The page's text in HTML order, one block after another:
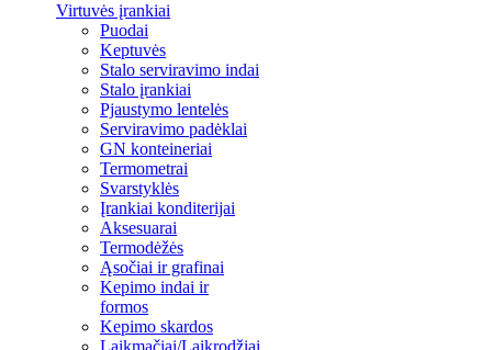
Virtuvės įrankiai
Puodai
Keptuvės
Stalo serviravimo indai
Stalo įrankiai
Pjaustymo lentelės
Serviravimo padėklai
GN konteineriai
Termometrai
Svarstyklės
Įrankiai konditerijai
Aksesuarai
Termodėžės
Ąsočiai ir grafinai
Kepimo indai ir
formos
Kepimo skardos
Laikmačiai/Laikrodžiai